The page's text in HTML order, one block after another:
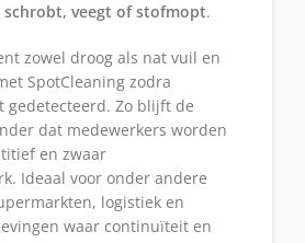
schrobt, veegt of stofmopt.
zowel droog als nat vuil en
SpotCleaning zodra
gedetecteerd. Zo blijft de
dat medewerkers worden
en zwaar
Ideaal voor onder andere
logistiek en
waar continuïteit en